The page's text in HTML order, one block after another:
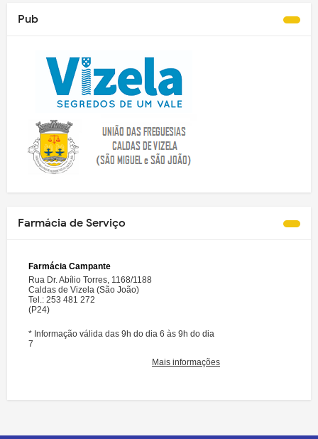
Pub
Farmácia de Serviço